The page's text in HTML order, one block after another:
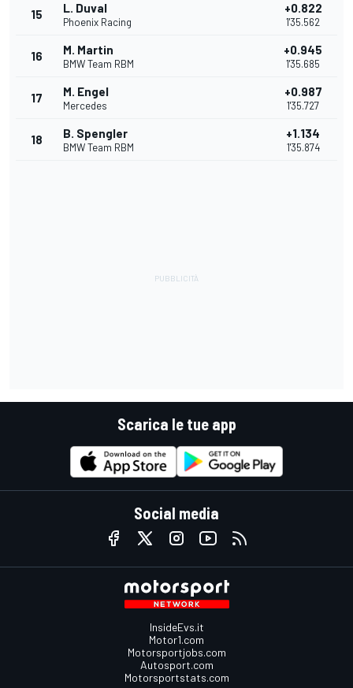
15 L. Duval
Phoenix Racing
+0.822
1'35.562
16 M. Martin
BMW Team RBM
+0.945
1'35.685
17 M. Engel
Mercedes
+0.987
1'35.727
18 B. Spengler
BMW Team RBM
+1.134
1'35.874
Scarica le tue app
Social media
InsideEvs.it
Motor1.com
Motorsportjobs.com
Autosport.com
Motorsportstats.com